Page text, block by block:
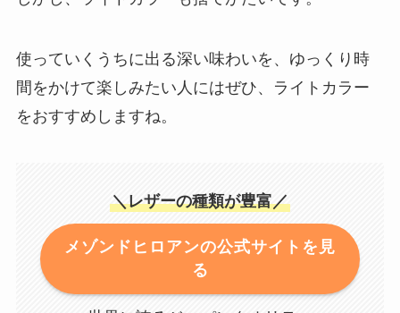
使っていくうちに出る深い味わいを、ゆっくり時
間をかけて楽しみたい人にはぜひ、ライトカラー
をおすすめしますね。
＼レザーの種類が豊富／
メゾンドヒロアンの公式サイトを見
る